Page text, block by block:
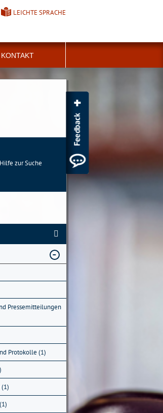
LEICHTE SPRACHE
KONTAKT
Hilfe zur Suche
Pressemitteilungen
Protokolle (1)